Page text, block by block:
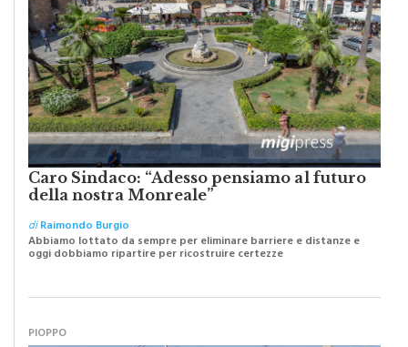
Caro Sindaco: “Adesso pensiamo al futuro
della nostra Monreale”
diRaimondo Burgio